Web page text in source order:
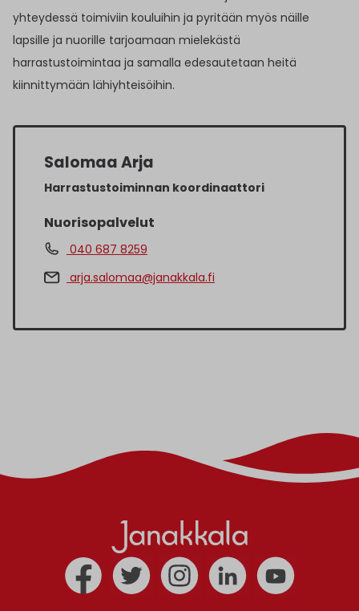
yhteydessä toimiviin kouluihin ja pyritään myös näille
lapsille ja nuorille tarjoamaan mielekästä
harrastustoimintaa ja samalla edesautetaan heitä
kiinnittymään lähiyhteisöihin.
Salomaa Arja
Harrastustoiminnan koordinaattori
Nuorisopalvelut
040 687 8259
arja.salomaa@janakkala.fi